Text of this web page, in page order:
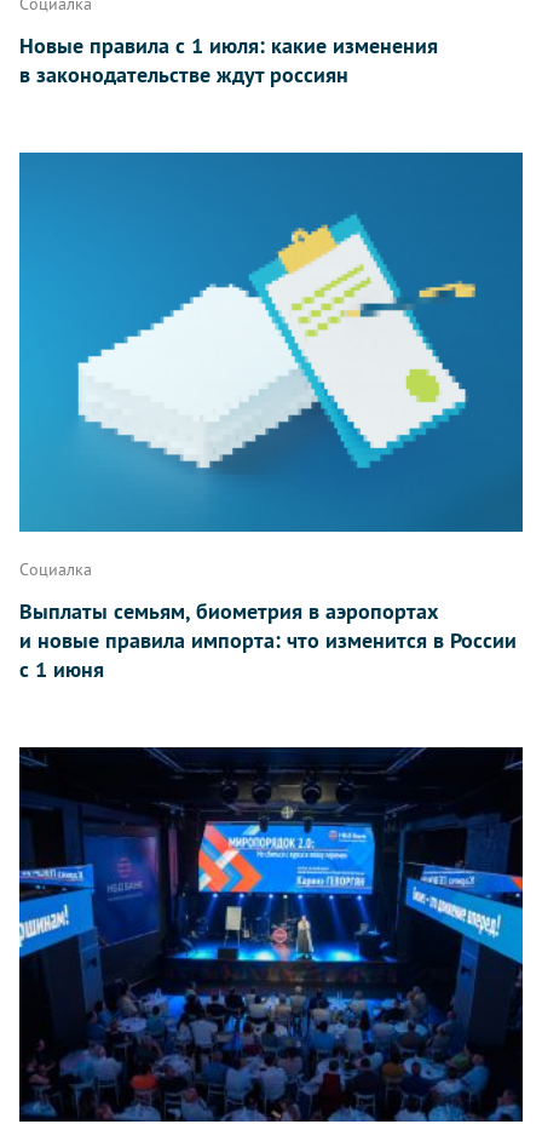
Новые правила с 1 июля: какие изменения
в законодательстве ждут россиян
Социалка
Выплаты семьям, биометрия в аэропортах
и новые правила импорта: что изменится в России
с 1 июня